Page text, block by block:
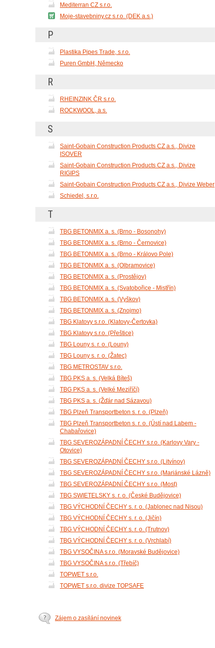
Mediterran CZ s.r.o.
Moje-stavebniny.cz s.r.o. (DEK a.s.)
P
Plastika Pipes Trade, s.r.o.
Puren GmbH, Německo
R
RHEINZINK ČR s.r.o.
ROCKWOOL, a.s.
S
Saint-Gobain Construction Products CZ a.s., Divize
ISOVER
Saint-Gobain Construction Products CZ a.s., Divize
RIGIPS
Saint-Gobain Construction Products CZ a.s., Divize Weber
Schiedel, s.r.o.
T
TBG BETONMIX a. s. (Brno - Bosonohy)
TBG BETONMIX a. s. (Brno - Černovice)
TBG BETONMIX a. s. (Brno - Královo Pole)
TBG BETONMIX a. s. (Olbramovice)
TBG BETONMIX a. s. (Prostějov)
TBG BETONMIX a. s. (Svatobořice - Mistřín)
TBG BETONMIX a. s. (Vyškov)
TBG BETONMIX a. s. (Znojmo)
TBG Klatovy s.r.o. (Klatovy-Čertovka)
TBG Klatovy s.r.o. (Přeštice)
TBG Louny s. r. o. (Louny)
TBG Louny s. r. o. (Žatec)
TBG METROSTAV s.r.o.
TBG PKS a. s. (Velká Bíteš)
TBG PKS a. s. (Velké Meziříčí)
TBG PKS a. s. (Žďár nad Sázavou)
TBG Plzeň Transportbeton s. r. o. (Plzeň)
TBG Plzeň Transportbeton s. r. o. (Ústí nad Labem -
Chabařovice)
TBG SEVEROZÁPADNÍ ČECHY s.r.o. (Karlovy Vary -
Otovice)
TBG SEVEROZÁPADNÍ ČECHY s.r.o. (Litvínov)
TBG SEVEROZÁPADNÍ ČECHY s.r.o. (Mariánské Lázně)
TBG SEVEROZÁPADNÍ ČECHY s.r.o. (Most)
TBG SWIETELSKY s. r. o. (České Budějovice)
TBG VÝCHODNÍ ČECHY s. r. o. (Jablonec nad Nisou)
TBG VÝCHODNÍ ČECHY s. r. o. (Jičín)
TBG VÝCHODNÍ ČECHY s. r. o. (Trutnov)
TBG VÝCHODNÍ ČECHY s. r. o. (Vrchlabí)
TBG VYSOČINA s.r.o. (Moravské Budějovice)
TBG VYSOČINA s.r.o. (Třebíč)
TOPWET s.r.o.
TOPWET s.r.o. divize TOPSAFE
Zájem o zasílání novinek